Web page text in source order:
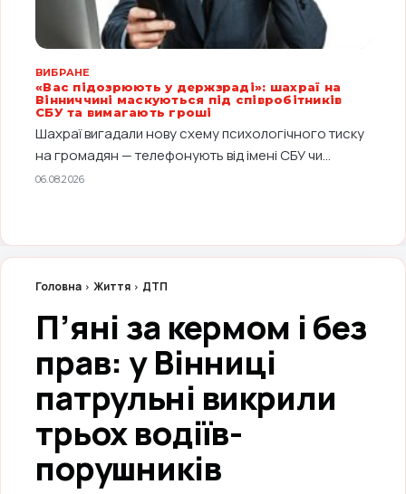
ВИБРАНЕ
«Вас підозрюють у держзраді»: шахраї на
Вінниччині маскуються під співробітників
СБУ та вимагають гроші
Шахраї вигадали нову схему психологічного тиску
на громадян — телефонують від імені СБУ чи...
06.08.2026